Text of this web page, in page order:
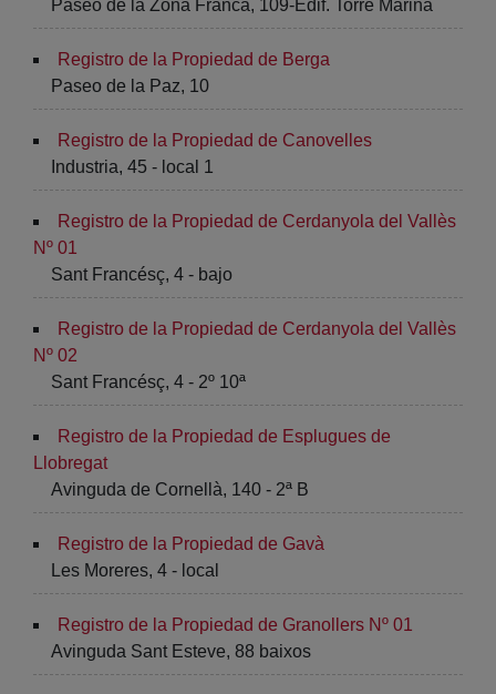
Paseo de la Zona Franca, 109-Edif. Torre Marina
Registro de la Propiedad de Berga
Paseo de la Paz, 10
Registro de la Propiedad de Canovelles
Industria, 45 - local 1
Registro de la Propiedad de Cerdanyola del Vallès
Nº 01
Sant Francésç, 4 - bajo
Registro de la Propiedad de Cerdanyola del Vallès
Nº 02
Sant Francésç, 4 - 2º 10ª
Registro de la Propiedad de Esplugues de
Llobregat
Avinguda de Cornellà, 140 - 2ª B
Registro de la Propiedad de Gavà
Les Moreres, 4 - local
Registro de la Propiedad de Granollers Nº 01
Avinguda Sant Esteve, 88 baixos